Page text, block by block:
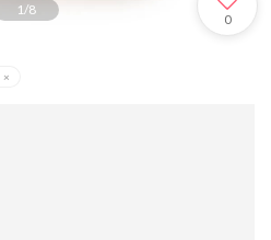
1/8
0
×